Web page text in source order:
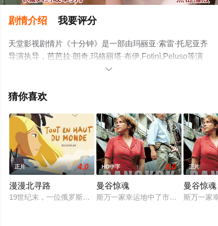
剧情介绍 我要评分
天堂影视剧情片《十分钟》是一部由玛丽亚·索雷·托尼亚齐
导演执导，芭芭拉·朗奇,玛格丽塔·布伊,Fotinì,Peluso等演
员精彩演绎的其它电影，手机免费观看高清未删减完整版
影、电视猫或剧情网等平台了解。

猜你喜欢
正片 4.0
漫漫北寻路
19世纪末，一位俄罗斯姑娘为了追寻作为极地科学和探险家的
HD中字 6.0
曼谷惊魂
斯万一家幸运地中了市场调查竞赛一
正片
曼谷惊
斯万一家